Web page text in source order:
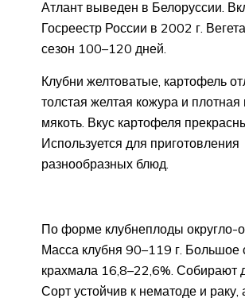
Атлант выведен в Белоруссии.
Госреестр России в 2002 г.
сезон 100–120 дней.
Клубни желтоватые, картофель
толстая желтая кожура и
мякоть. Вкус картофеля
Используется для приготовления
разнообразных блюд.
По форме клубнеплоды округло-
Масса клубня 90–119 г. Большое
крахмала 16,8–22,6%. Собирают
Сорт устойчив к нематоде и раку,